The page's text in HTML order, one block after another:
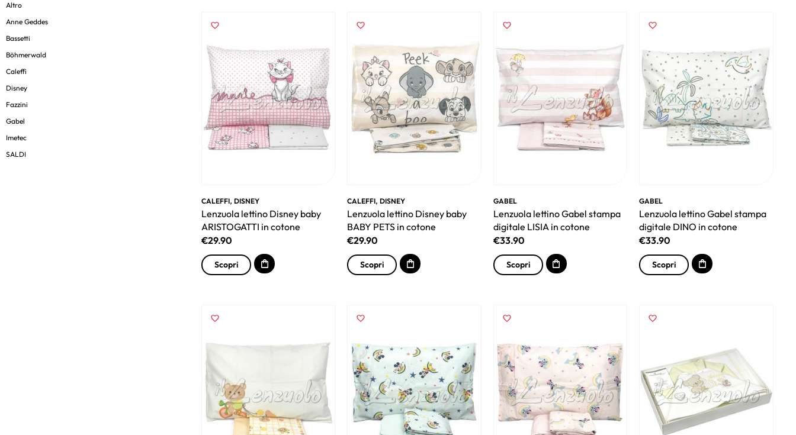
Altro
Anne Geddes
Bassetti
Böhmerwald
Caleffi
Disney
Fazzini
Gabel
Imetec
SALDI
CALEFFI, DISNEY
Lenzuola lettino Disney baby
ARISTOGATTI in cotone
€29.90
Scopri
CALEFFI,DISNEY
Lenzuola lettino Disney baby
BABY PETS in cotone
€29.90
Scopri
GABEL
Lenzuola lettino Gabel stampa
digitale LISIA in cotone
€33.90
Scopri
GABEL
Lenzuola lettino Gabel stampa
digitale DINO in cotone
€33.90
Scopri